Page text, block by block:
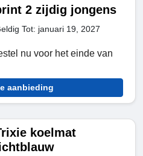
2 zijdig jongens
Tot: januari 19, 2027
nu voor het einde van
aanbieding
koelmat